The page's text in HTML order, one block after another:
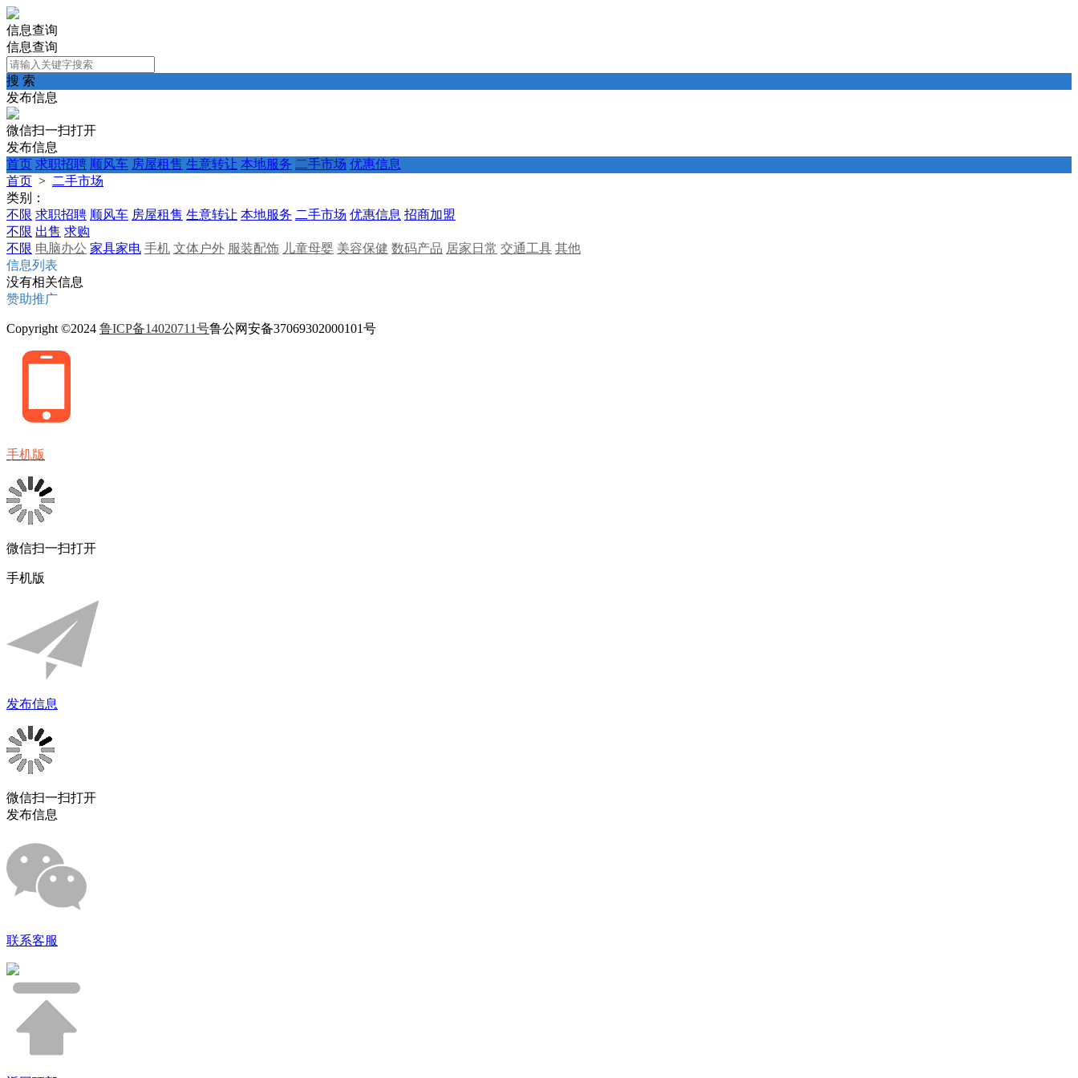
信息查询
信息查询
搜 索
发布信息
微信扫一扫打开
发布信息
首页 求职招聘 顺风车 房屋租售 生意转让 本地服务 二手市场 优惠信息
首页 > 二手市场
类别：
不限 求职招聘 顺风车 房屋租售 生意转让 本地服务 二手市场 优惠信息 招商加盟
不限 出售 求购
不限 电脑办公 家具家电 手机 文体户外 服装配饰 儿童母婴 美容保健 数码产品 居家日常 交通工具 其他
信息列表
没有相关信息
赞助推广
Copyright ©2024 鲁ICP备14020711号鲁公网安备37069302000101号
手机版
微信扫一扫打开
手机版
发布信息
微信扫一扫打开
发布信息
联系客服